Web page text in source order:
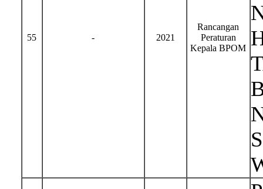
55 - 2021
Rancangan
Peraturan
Kepala BPOM